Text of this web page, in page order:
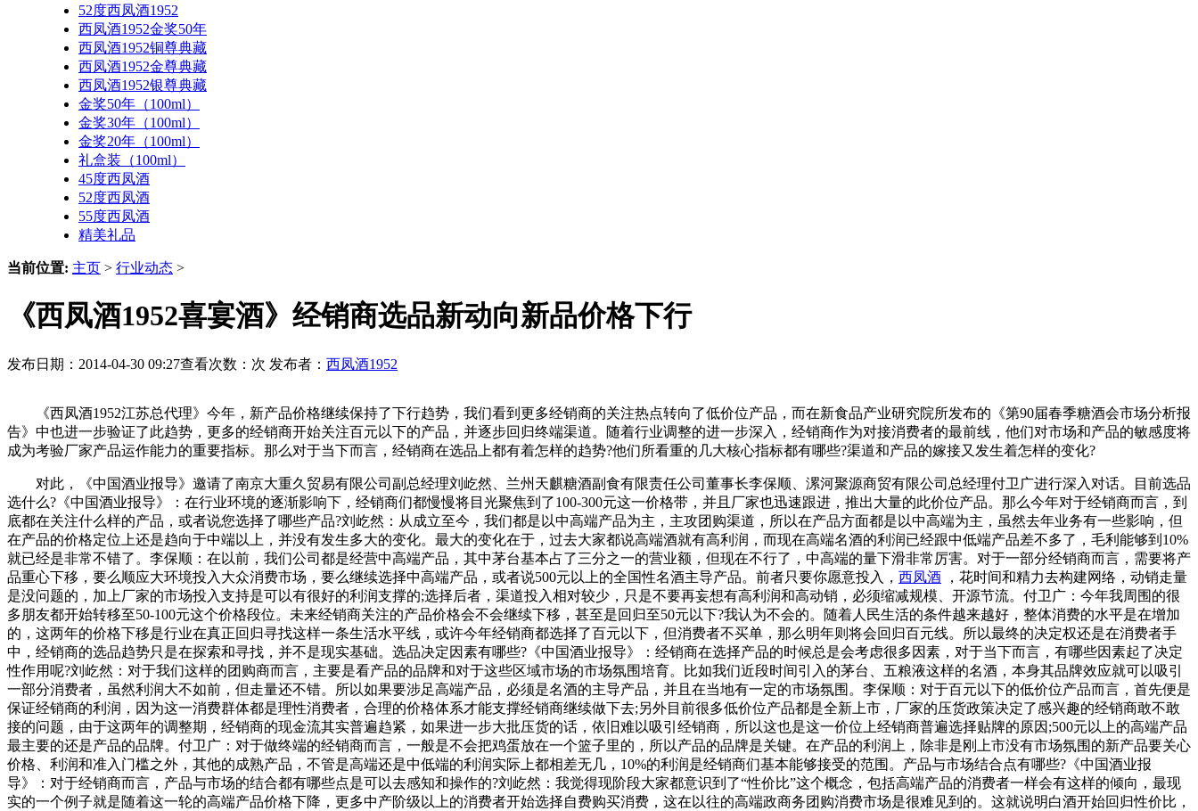
52度西凤酒1952
西凤酒1952金奖50年
西凤酒1952铜尊典藏
西凤酒1952金尊典藏
西凤酒1952银尊典藏
金奖50年（100ml）
金奖30年（100ml）
金奖20年（100ml）
礼盒装（100ml）
45度西凤酒
52度西凤酒
55度西凤酒
精美礼品
当前位置: 主页 > 行业动态 >
《西凤酒1952喜宴酒》经销商选品新动向新品价格下行
发布日期：2014-04-30 09:27查看次数： 次 发布者： 西凤酒1952
《西凤酒1952江苏总代理》今年，新产品价格继续保持了下行趋势，我们看到更多经销商的关注热点转向了低价位产品，而在新食品产业研究院所发布的《第90届春季糖酒会市场分析报
告》中也进一步验证了此趋势，更多的经销商开始关注百元以下的产品，并逐步回归终端渠道。随着行业调整的进一步深入，经销商作为对接消费者的最前线，他们对市场和产品的敏感度将
成为考验厂家产品运作能力的重要指标。那么对于当下而言，经销商在选品上都有着怎样的趋势?他们所看重的几大核心指标都有哪些?渠道和产品的嫁接又发生着怎样的变化?
对此，《中国酒业报导》邀请了南京大重久贸易有限公司副总经理刘屹然、兰州天麒糖酒副食有限责任公司董事长李保顺、漯河聚源商贸有限公司总经理付卫广进行深入对话。目前选品
选什么?《中国酒业报导》：在行业环境的逐渐影响下，经销商们都慢慢将目光聚焦到了100-300元这一价格带，并且厂家也迅速跟进，推出大量的此价位产品。那么今年对于经销商而言，到
底都在关注什么样的产品，或者说您选择了哪些产品?刘屹然：从成立至今，我们都是以中高端产品为主，主攻团购渠道，所以在产品方面都是以中高端为主，虽然去年业务有一些影响，但
在产品的价格定位上还是趋向于中端以上，并没有发生多大的变化。最大的变化在于，过去大家都说高端酒就有高利润，而现在高端名酒的利润已经跟中低端产品差不多了，毛利能够到10%
就已经是非常不错了。李保顺：在以前，我们公司都是经营中高端产品，其中茅台基本占了三分之一的营业额，但现在不行了，中高端的量下滑非常厉害。对于一部分经销商而言，需要将产
品重心下移，要么顺应大环境投入大众消费市场，要么继续选择中高端产品，或者说500元以上的全国性名酒主导产品。前者只要你愿意投入， 西凤酒 ，花时间和精力去构建网络，动销走量
是没问题的，加上厂家的市场投入支持是可以有很好的利润支撑的;选择后者，渠道投入相对较少，只是不要再妄想有高利润和高动销，必须缩减规模、开源节流。付卫广：今年我周围的很
多朋友都开始转移至50-100元这个价格段位。未来经销商关注的产品价格会不会继续下移，甚至是回归至50元以下?我认为不会的。随着人民生活的条件越来越好，整体消费的水平是在增加
的，这两年的价格下移是行业在真正回归寻找这样一条生活水平线，或许今年经销商都选择了百元以下，但消费者不买单，那么明年则将会回归百元线。所以最终的决定权还是在消费者手
中，经销商的选品趋势只是在探索和寻找，并不是现实基础。选品决定因素有哪些?《中国酒业报导》：经销商在选择产品的时候总是会考虑很多因素，对于当下而言，有哪些因素起了决定
性作用呢?刘屹然：对于我们这样的团购商而言，主要是看产品的品牌和对于这些区域市场的市场氛围培育。比如我们近段时间引入的茅台、五粮液这样的名酒，本身其品牌效应就可以吸引
一部分消费者，虽然利润大不如前，但走量还不错。所以如果要涉足高端产品，必须是名酒的主导产品，并且在当地有一定的市场氛围。李保顺：对于百元以下的低价位产品而言，首先便是
保证经销商的利润，因为这一消费群体都是理性消费者，合理的价格体系才能支撑经销商继续做下去;另外目前很多低价位产品都是全新上市，厂家的压货政策决定了感兴趣的经销商敢不敢
接的问题，由于这两年的调整期，经销商的现金流其实普遍趋紧，如果进一步大批压货的话，依旧难以吸引经销商，所以这也是这一价位上经销商普遍选择贴牌的原因;500元以上的高端产品
最主要的还是产品的品牌。付卫广：对于做终端的经销商而言，一般是不会把鸡蛋放在一个篮子里的，所以产品的品牌是关键。在产品的利润上，除非是刚上市没有市场氛围的新产品要关心
价格、利润和准入门槛之外，其他的成熟产品，不管是高端还是中低端的利润实际上都相差无几，10%的利润是经销商们基本能够接受的范围。产品与市场结合点有哪些?《中国酒业报
导》：对于经销商而言，产品与市场的结合都有哪些点是可以去感知和操作的?刘屹然：我觉得现阶段大家都意识到了“性价比”这个概念，包括高端产品的消费者一样会有这样的倾向，最现
实的一个例子就是随着这一轮的高端产品价格下降，更多中产阶级以上的消费者开始选择自费购买消费，这在以往的高端政商务团购消费市场是很难见到的。这就说明白酒开始回归性价比，